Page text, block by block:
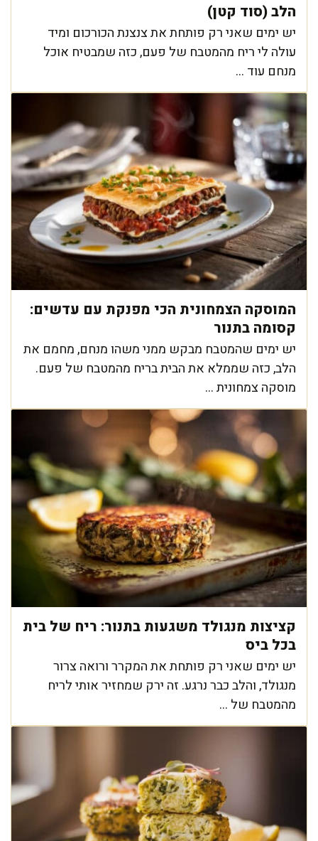
הלב (סוד קטן)
יש ימים שאני רק פותחת את צנצנת הכורכום ומיד
עולה לי ריח מהמטבח של פעם, כזה שמבטיח אוכל
מנחם עוד ...
המוסקה הצמחונית הכי מפנקת עם עדשים:
קסומה בתנור
יש ימים שהמטבח מבקש ממני משהו מנחם, מחמם את
הלב, כזה שממלא את הבית בריח מהמטבח של פעם.
מוסקה צמחונית ...
קציצות מנגולד משגעות בתנור: ריח של בית
בכל ביס
יש ימים שאני רק פותחת את המקרר ורואה צרור
מנגולד, והלב כבר נרגע. זה ירק שמחזיר אותי לריח
מהמטבח של ...